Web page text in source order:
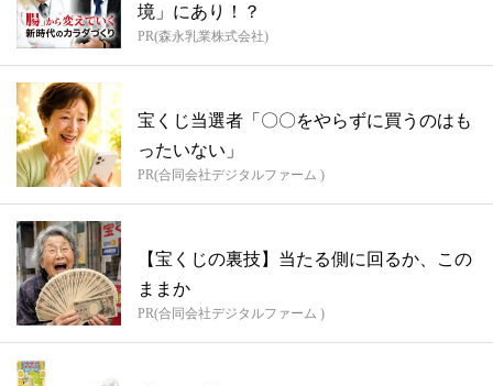
境」にあり！？
PR(森永乳業株式会社)
宝くじ当選者「〇〇をやらずに買うのはも
ったいない」
PR(合同会社デジタルファーム )
【宝くじの裏技】当たる側に回るか、この
ままか
PR(合同会社デジタルファーム )